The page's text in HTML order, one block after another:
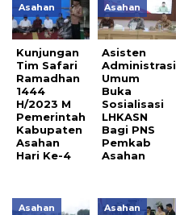
Asahan
Kunjungan
Tim Safari
Ramadhan
1444
H/2023 M
Pemerintah
Kabupaten
Asahan
Hari Ke-4
Asahan
Asisten
Administrasi
Umum
Buka
Sosialisasi
LHKASN
Bagi PNS
Pemkab
Asahan
Asahan Asahan